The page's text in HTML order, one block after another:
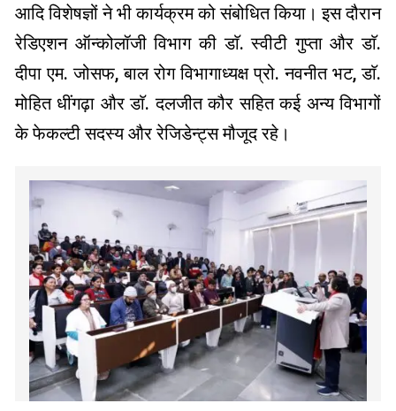
आदि विशेषज्ञों ने भी कार्यक्रम को संबोधित किया। इस दौरान
रेडिएशन ऑन्कोलॉजी विभाग की डाॅ. स्वीटी गुप्ता और डाॅ.
दीपा एम. जोसफ, बाल रोग विभागाध्यक्ष प्रो. नवनीत भट, डाॅ.
मोहित धींगढ़ा और डाॅ. दलजीत कौर सहित कई अन्य विभागों
के फेकल्टी सदस्य और रेजिडेन्ट्स मौजूद रहे।